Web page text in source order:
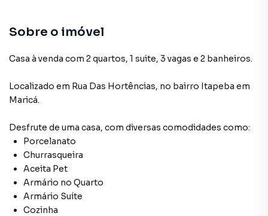
Churrasqueira
Armário no Quarto
Porcelanato
Sobre o imóvel
Casa à venda com 2 quartos, 1 suite, 3 vagas e 2 banheiros.
Localizado em Rua Das Hortências, no bairro Itapeba em
Maricá.
Desfrute de uma casa, com diversas comodidades como:
Porcelanato
Churrasqueira
Aceita Pet
Armário no Quarto
Armário Suíte
Cozinha